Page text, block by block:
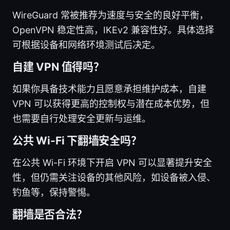
WireGuard 常被推荐为速度与安全的良好平衡，
OpenVPN 稳定性高，IKEv2 兼容性好。具体选择
可根据设备和网络环境测试后决定。
自建 VPN 值得吗？
如果你具备技术能力且愿意承担维护成本，自建
VPN 可以获得更高的控制权与潜在成本优势，但
也需要自行处理安全更新与运维。
公共 Wi-Fi 下翻墙安全吗？
在公共 Wi-Fi 环境下开启 VPN 可以显著提升安全
性，但仍需关注设备的其他风险，如设备被入侵、
钓鱼等，保持警惕。
翻墙是否合法？